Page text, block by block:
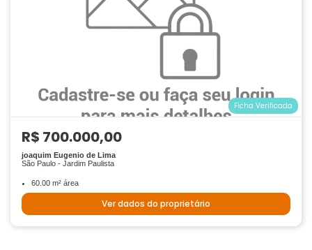
Ficha Verificada
R$ 700.000,00
joaquim Eugenio de Lima
São Paulo - Jardim Paulista
60.00 m² área
Ver dados do proprietário